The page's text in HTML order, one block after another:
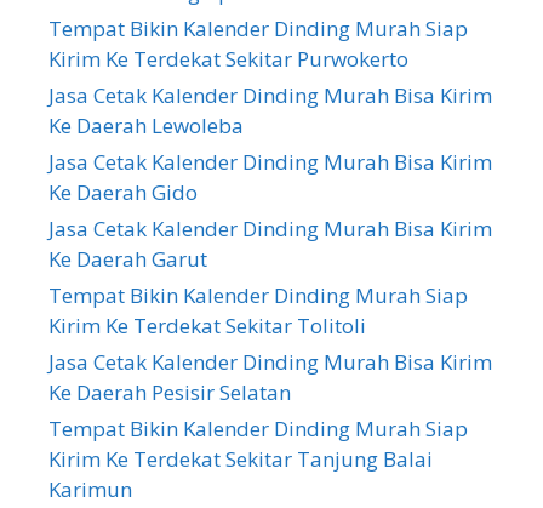
Tempat Bikin Kalender Dinding Murah Siap
Kirim Ke Terdekat Sekitar Purwokerto
Jasa Cetak Kalender Dinding Murah Bisa Kirim
Ke Daerah Lewoleba
Jasa Cetak Kalender Dinding Murah Bisa Kirim
Ke Daerah Gido
Jasa Cetak Kalender Dinding Murah Bisa Kirim
Ke Daerah Garut
Tempat Bikin Kalender Dinding Murah Siap
Kirim Ke Terdekat Sekitar Tolitoli
Jasa Cetak Kalender Dinding Murah Bisa Kirim
Ke Daerah Pesisir Selatan
Tempat Bikin Kalender Dinding Murah Siap
Kirim Ke Terdekat Sekitar Tanjung Balai
Karimun